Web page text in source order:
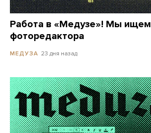
Работа в «Медузе»! Мы ищем
фоторедактора
МЕДУЗА 23 дня назад